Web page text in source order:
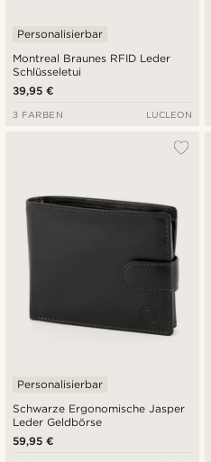
Montreal Braunes RFID Leder
Schlüsseletui
Personalisierbar
39,95 €
3 FARBEN LUCLEON
Schwarze Ergonomische Jasper
Leder Geldbörse
Personalisierbar
59,95 €